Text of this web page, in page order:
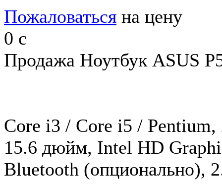
Пожаловаться на цену
0 c
Продажа Ноутбук ASUS
Core i3 / Core i5 /
15.6 дюйм, Intel HD
Bluetooth (опционально),